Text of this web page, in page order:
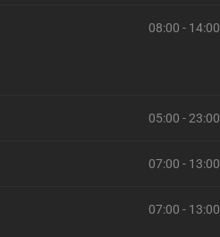
08:00 - 14:00
05:00 - 23:00
07:00 - 13:00
07:00 - 13:00